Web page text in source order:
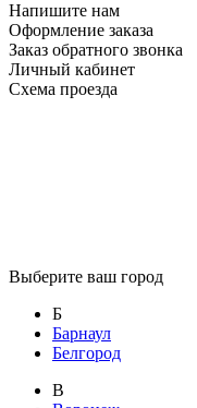
Напишите нам
Оформление заказа
Заказ обратного звонка
Личный кабинет
Схема проезда
Выберите ваш город
Б
Барнаул
Белгород
В